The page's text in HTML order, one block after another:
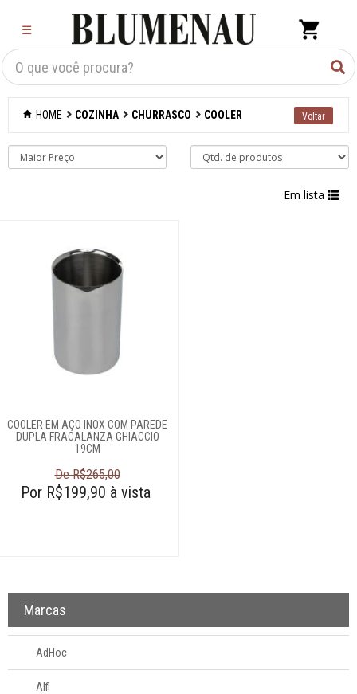
☰
Criar Lista×
Organização
Acessórios para
cozinhar
Acessórios para
organizar
Acessórios para
servir
Aventais
Churrasqueiras
Cooler
Sopradores
Linha infantil
HOME COZINHA CHURRASCO COOLER
Em lista
COOLER EM AÇO INOX COM PAREDE
DUPLA FRACALANZA GHIACCIO
19CM
De R$265,00
Por R$199,90 à vista
Marcas
AdHoc
Alfi